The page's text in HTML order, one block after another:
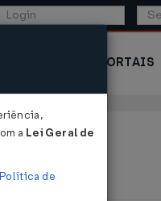
PORTAIS
a Lei Geral de
Política de